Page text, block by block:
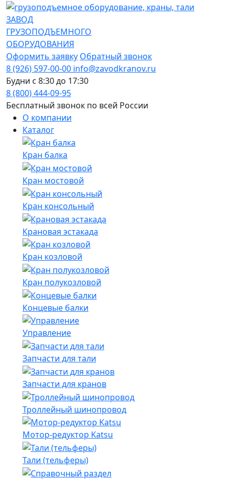
ЗАВОД
ГРУЗОПОДЪЕМНОГО
ОБОРУДОВАНИЯ
Оформить заявку Обратный звонок
8 (926) 597-00-00 info@zavodkranov.ru
Будни с 8:30 до 17:30
8 (800) 444-09-95
Бесплатный звонок по всей России
О компании
Каталог
Кран балка
Кран мостовой
Кран консольный
Крановая эстакада
Кран козловой
Кран полукозловой
Концевые балки
Управление
Запчасти для тали
Запчасти для кранов
Троллейный шинопровод
Мотор-редуктор Katsu
Тали (тельферы)